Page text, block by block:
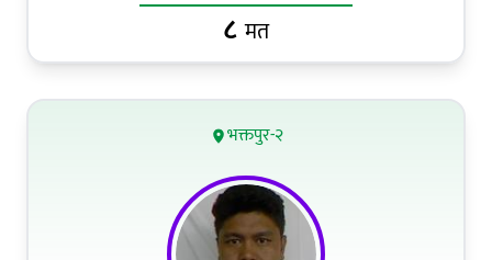
८ मत
भक्तपुर-२